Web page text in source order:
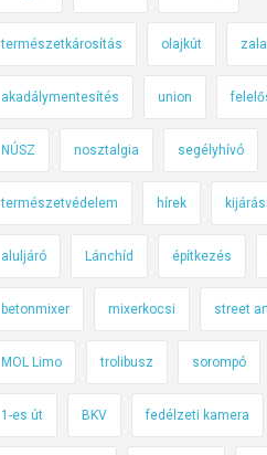
természetkárosítás olajkút
akadálymentesítés union
NÚSZ nosztalgia segélyhívó
természetvédelem hírek
aluljáró Lánchíd építkezés
betonmixer mixerkocsi street
MOL Limo trolibusz sorompó
1-es út BKV fedélzeti kamera